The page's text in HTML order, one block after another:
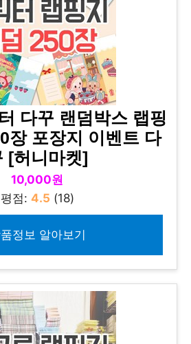
다꾸 랜덤박스 랩핑
장 포장지 이벤트 다
[허니마켓]
10,000원
평점: 4.5 (18)
정보 알아보기